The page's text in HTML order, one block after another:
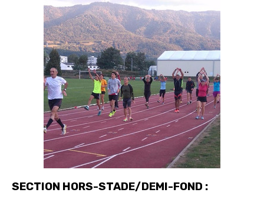
SECTION HORS-STADE/DEMI-FOND :